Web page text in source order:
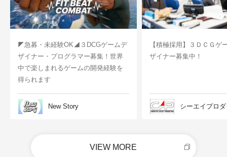
◤急募・未経験OK◢３DCGゲームデ
ザイナー・プログラマー募集！世界
中で楽しまれるゲームの開発経験を
得られます
New Story
【積極採用】３ＤＣＧゲ
ザイナー募集中！
シーエイプロ
VIEW MORE